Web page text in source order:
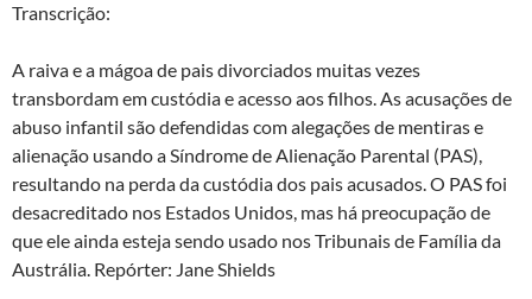
Transcrição:
A raiva e a mágoa de pais divorciados muitas vezes
transbordam em custódia e acesso aos filhos. As acusações de
abuso infantil são defendidas com alegações de mentiras e
alienação usando a Síndrome de Alienação Parental (PAS),
resultando na perda da custódia dos pais acusados. O PAS foi
desacreditado nos Estados Unidos, mas há preocupação de
que ele ainda esteja sendo usado nos Tribunais de Família da
Austrália. Repórter: Jane Shields